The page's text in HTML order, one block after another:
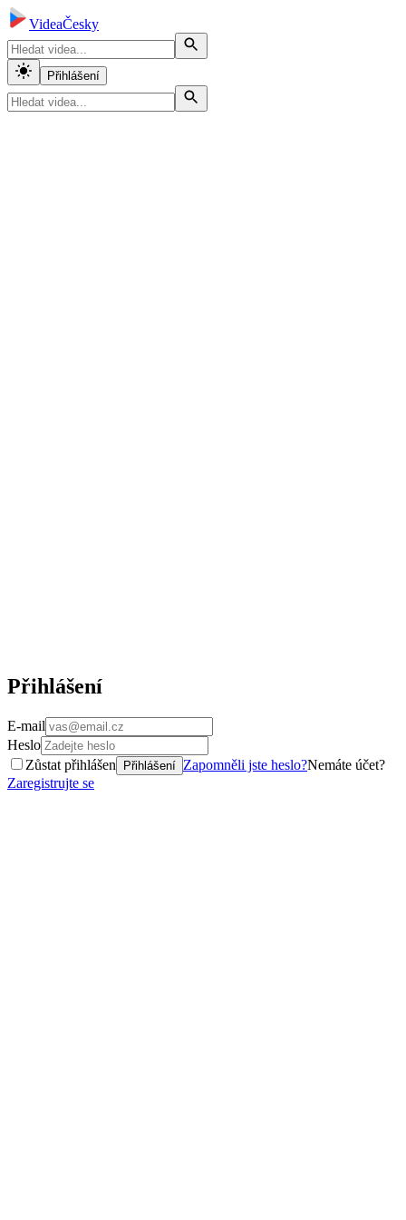
VideaČesky
Přihlášení
Přihlášení
E-mail
Heslo
Zůstat přihlášen
Přihlášení Zapomněli jste heslo?Nemáte účet?
Zaregistrujte se